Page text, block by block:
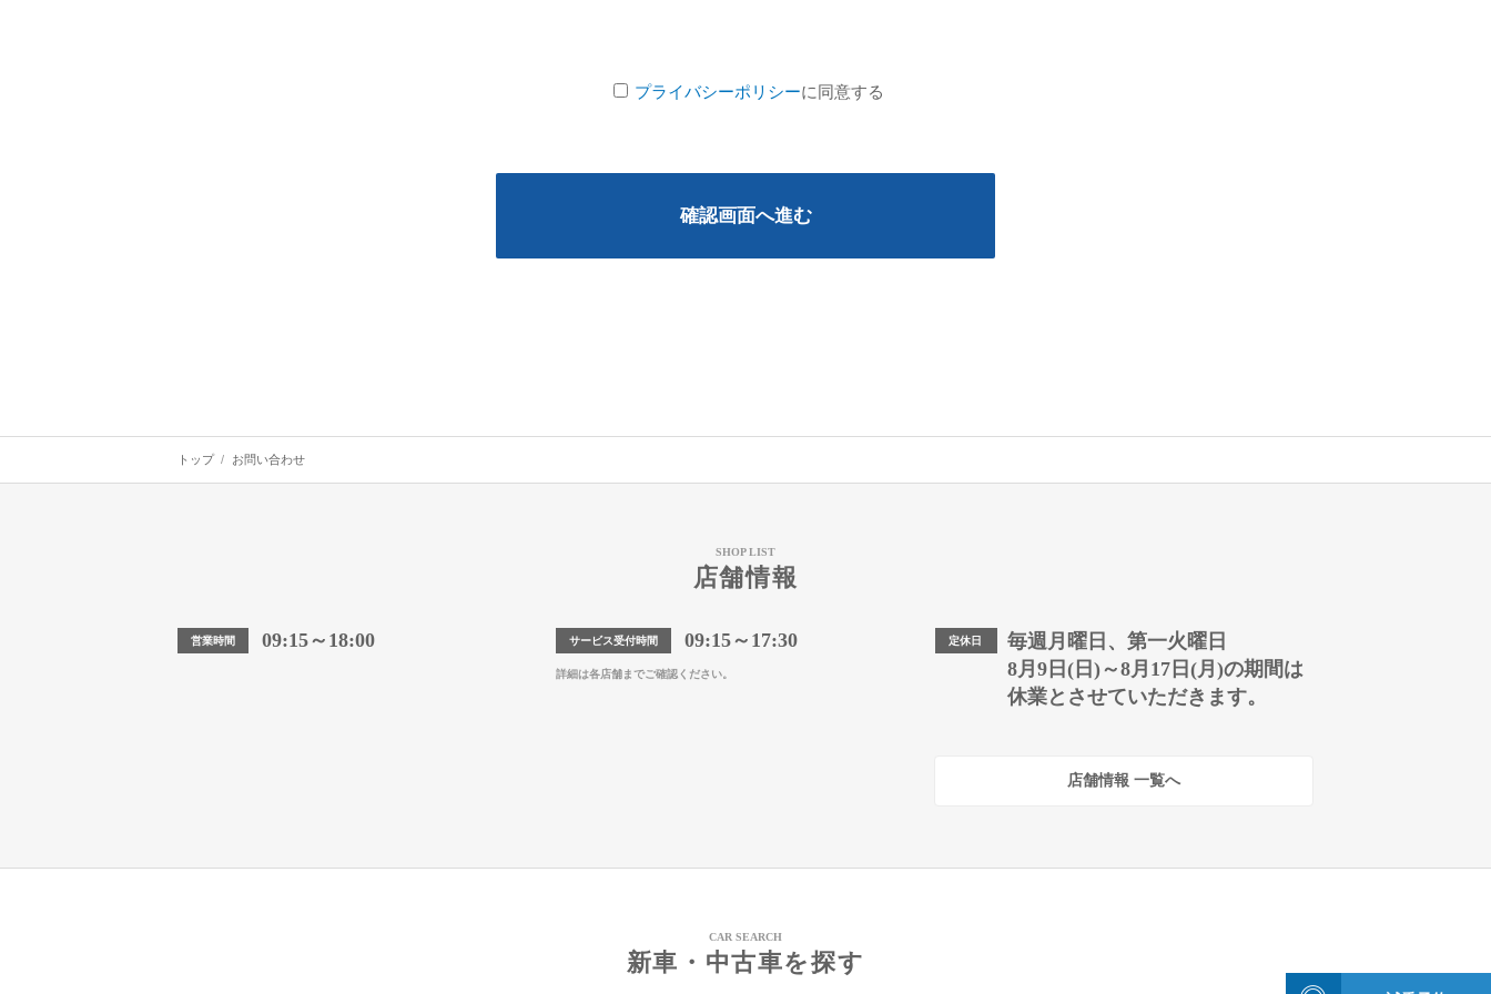
プライバシーポリシーに同意する
確認画面へ進む
トップ お問い合わせ
SHOP LIST
店舗情報
営業時間 09:15～18:00 サービス受付時間 09:15～17:30
詳細は各店舗までご確認ください。
定休日
毎週月曜日、第一火曜日
8月9日(日)～8月17日(月)の期間は
休業とさせていただきます。
店舗情報 一覧へ
CAR SEARCH
新車・中古車を探す